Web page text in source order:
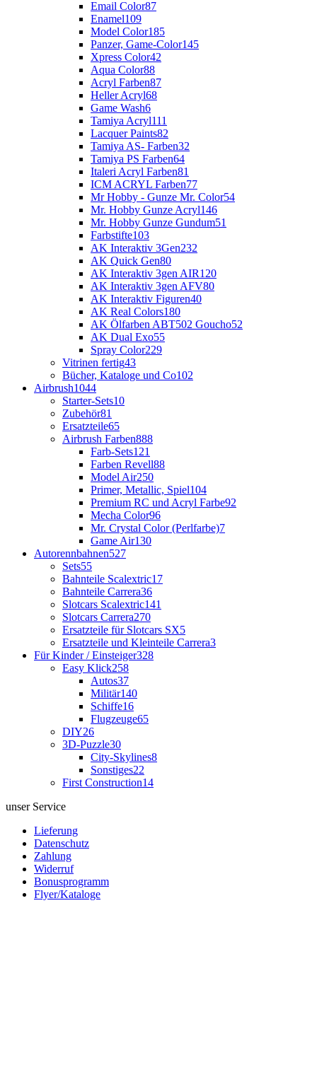
Email Color87
Enamel109
Model Color185
Panzer, Game-Color145
Xpress Color42
Aqua Color88
Acryl Farben87
Heller Acryl68
Game Wash6
Tamiya Acryl111
Lacquer Paints82
Tamiya AS- Farben32
Tamiya PS Farben64
Italeri Acryl Farben81
ICM ACRYL Farben77
Mr Hobby - Gunze Mr. Color54
Mr. Hobby Gunze Acryl146
Mr. Hobby Gunze Gundum51
Farbstifte103
AK Interaktiv 3Gen232
AK Quick Gen80
AK Interaktiv 3gen AIR120
AK Interaktiv 3gen AFV80
AK Interaktiv Figuren40
AK Real Colors180
AK Ölfarben ABT502 Goucho52
AK Dual Exo55
Spray Color229
Vitrinen fertig43
Bücher, Kataloge und Co102
Airbrush1044
Starter-Sets10
Zubehör81
Ersatzteile65
Airbrush Farben888
Farb-Sets121
Farben Revell88
Model Air250
Primer, Metallic, Spiel104
Premium RC und Acryl Farbe92
Mecha Color96
Mr. Crystal Color (Perlfarbe)7
Game Air130
Autorennbahnen527
Sets55
Bahnteile Scalextric17
Bahnteile Carrera36
Slotcars Scalextric141
Slotcars Carrera270
Ersatzteile für Slotcars SX5
Ersatzteile und Kleinteile Carrera3
Für Kinder / Einsteiger328
Easy Klick258
Autos37
Militär140
Schiffe16
Flugzeuge65
DIY26
3D-Puzzle30
City-Skylines8
Sonstiges22
First Construction14
unser Service
Lieferung
Datenschutz
Zahlung
Widerruf
Bonusprogramm
Flyer/Kataloge